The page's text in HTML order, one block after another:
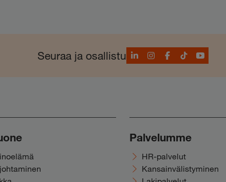
Seuraa ja osallistuLinkedInInstagram
Facebook
TikTokYouTube
Palvelumme
HR-palvelut
Kansainvälistyminen